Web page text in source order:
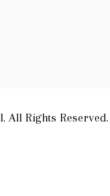
All Rights Reserved.